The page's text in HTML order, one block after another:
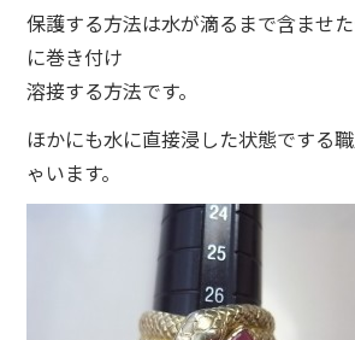
保護する方法は水が滴るまで含ませ
に巻き付け
溶接する方法です。
ほかにも水に直接浸した状態でする
ゃいます。